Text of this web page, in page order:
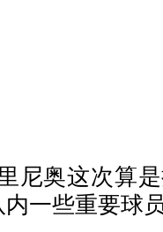
尼奥这次算
内一些重要球